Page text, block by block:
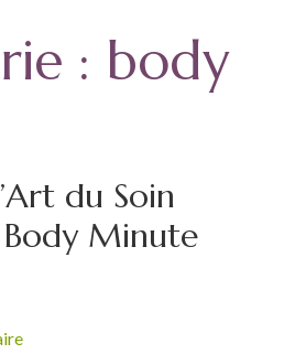
: body
du Soin
Body Minute